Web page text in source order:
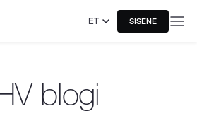
ET SISENE
blogi